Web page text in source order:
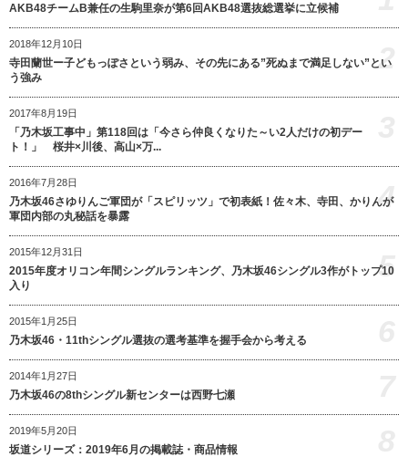
AKB48チームB兼任の生駒里奈が第6回AKB48選抜総選挙に立候補
2018年12月10日
寺田蘭世ー子どもっぽさという弱み、その先にある”死ぬまで満足しない”とい
う強み
2
2017年8月19日
「乃木坂工事中」第118回は「今さら仲良くなりた～い2人だけの初デー
ト！」 桜井×川後、高山×万...
2016年7月28日
乃木坂46さゆりんご軍団が「スピリッツ」で初表紙！佐々木、寺田、かりんが
軍団内部の丸秘話を暴露
4
2015年12月31日
2015年度オリコン年間シングルランキング、乃木坂46シングル3作がトップ10
入り
5
2015年1月25日
乃木坂46・11thシングル選抜の選考基準を握手会から考える
2014年1月27日
乃木坂46の8thシングル新センターは西野七瀬
2019年5月20日
坂道シリーズ：2019年6月の掲載誌・商品情報